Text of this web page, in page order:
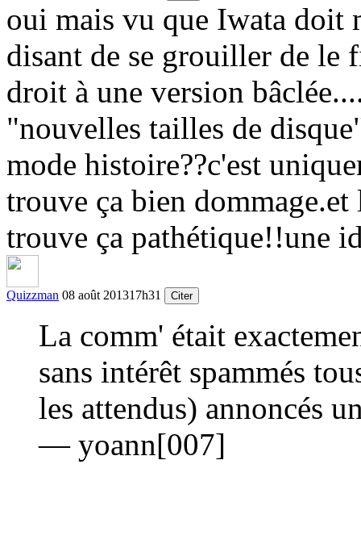
oui mais vu que Iwata doit
disant de se grouiller de
droit à une version
"nouvelles tailles de
mode histoire??c'est
trouve ça bien
trouve ça pathétique!!une
Quizzman 08 août 201317h31 Citer
La comm' était
sans intérêt spammés
les attendus) annoncés
— yoann[007]